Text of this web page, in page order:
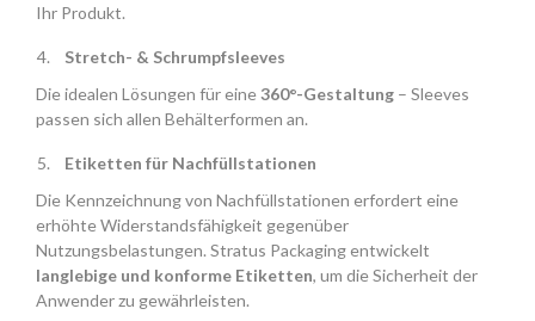
Ihr Produkt.
Stretch- & Schrumpfsleeves
Die idealen Lösungen für eine360°-Gestaltung – Sleeves
passen sich allen Behälterformen an.
Etiketten für Nachfüllstationen
Die Kennzeichnung von Nachfüllstationen erfordert eine
erhöhte Widerstandsfähigkeit gegenüber
Nutzungsbelastungen. Stratus Packaging entwickelt
langlebige und konforme Etiketten, um die Sicherheit der
Anwender zu gewährleisten.